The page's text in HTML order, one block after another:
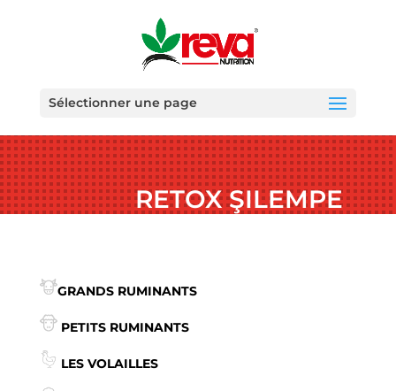
Sélectionner une page
RETOX ŞILEMPE
GRANDS RUMINANTS
PETITS RUMINANTS
LES VOLAILLES